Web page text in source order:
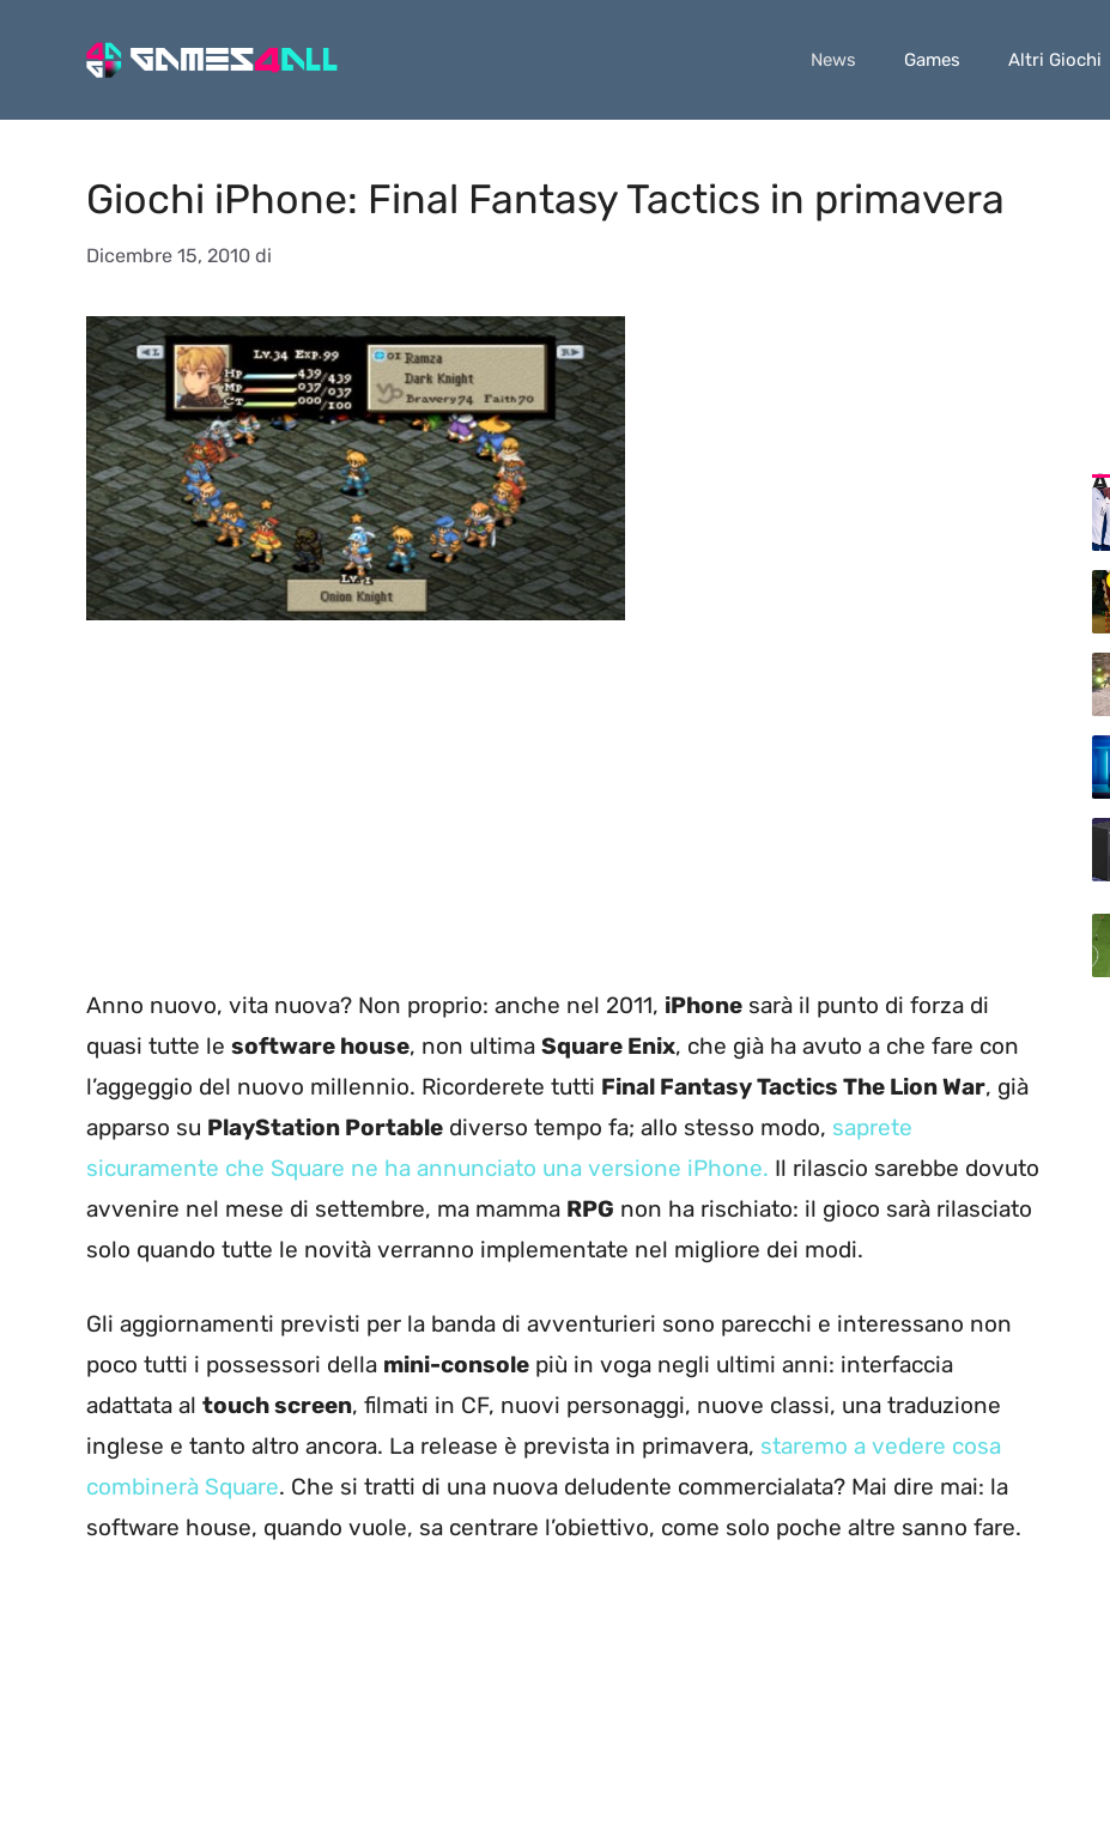
News Games Altri Giochi
Giochi iPhone: Final Fantasy Tactics in primavera
Dicembre 15, 2010 di
Anno nuovo, vita nuova? Non proprio: anche nel 2011, iPhone sarà il punto di forza di
quasi tutte le software house, non ultima Square Enix, che già ha avuto a che fare con
l’aggeggio del nuovo millennio. Ricorderete tutti Final Fantasy Tactics The Lion War, già
apparso su PlayStation Portable diverso tempo fa; allo stesso modo, saprete
sicuramente che Square ne ha annunciato una versione iPhone. Il rilascio sarebbe dovuto
avvenire nel mese di settembre, ma mamma RPG non ha rischiato: il gioco sarà rilasciato
solo quando tutte le novità verranno implementate nel migliore dei modi.
Gli aggiornamenti previsti per la banda di avventurieri sono parecchi e interessano non
poco tutti i possessori della mini-console più in voga negli ultimi anni: interfaccia
adattata al touch screen, filmati in CF, nuovi personaggi, nuove classi, una traduzione
inglese e tanto altro ancora. La release è prevista in primavera, staremo a vedere cosa
combinerà Square. Che si tratti di una nuova deludente commercialata? Mai dire mai: la
software house, quando vuole, sa centrare l’obiettivo, come solo poche altre sanno fare.